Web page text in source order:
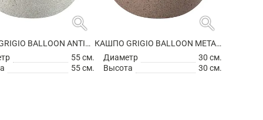
search
КАШПО GRIGIO BALLOON ANTIQUE WHITE
55 см.
55 см.
search
КАШПО GRIGIO BALLOON METALLIC BRONZE
Диаметр
30 см.
Высота
30 см.